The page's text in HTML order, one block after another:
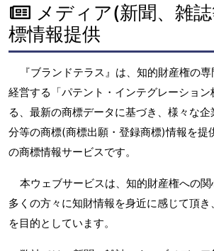
メディア(新聞、雑
標情報提供
『ブランドテラス』は、知的財産権の
経営する「パテント・インテグレーショ
る、最新の商標データに基づき、様々な
分等の商標(商標出願・登録商標)情報を提
の商標情報サービスです。
本ウェブサービスは、知的財産権への関
多くの方々に知財情報を身近に感じて頂き
を目的としています。